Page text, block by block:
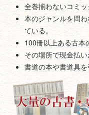
全巻揃わないコミッ
本のジャンルを問
ている。
100冊以上ある古本
その場所で現金払
書道の本や書道具を